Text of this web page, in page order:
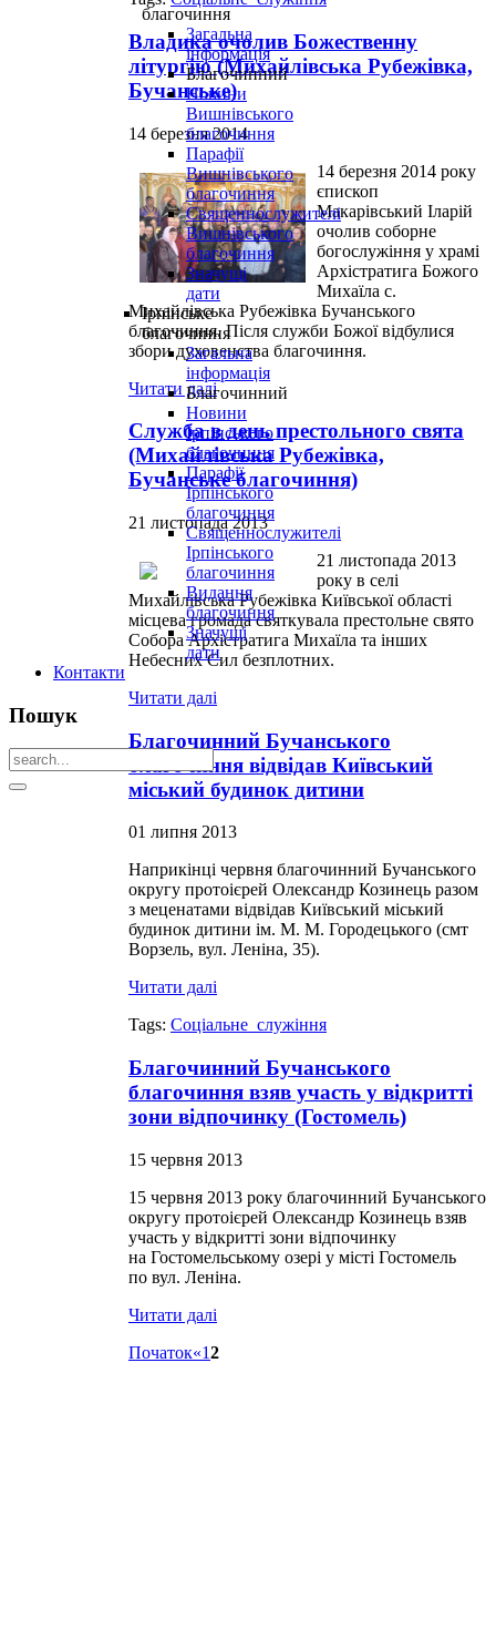
Владика очолив Божественну
літургію (Михайлівська Рубежівка,
Бучанське)
14 березня 2014
14 березня 2014 року
єпископ
Макарівський Іларій
очолив соборне
богослужіння у храмі
Архістратига Божого
Михаїла с.
Михайлівська Рубежівка Бучанського
благочиння. Після служби Божої відбулися
збори духовенства благочиння.
Читати далі
Служба в день престольного свята
(Михайлівська Рубежівка,
Бучанське благочиння)
21 листопада 2013
21 листопада 2013
року в селі
Михайлівська Рубежівка Київської області
місцева громада святкувала престольне свято
Собора Архістратига Михаїла та інших
Небесних Сил безплотних.
Читати далі
Благочинний Бучанського
благочиння відвідав Київський
міський будинок дитини
01 липня 2013
Наприкінці червня благочинний Бучанського
округу протоієрей Олександр Козинець разом
з меценатами відвідав Київський міський
будинок дитини ім. М. М. Городецького (смт
Ворзель, вул. Леніна, 35).
Читати далі
Tags: Соціальне_служіння
Благочинний Бучанського
благочиння взяв участь у відкритті
зони відпочинку (Гостомель)
15 червня 2013
15 червня 2013 року благочинний Бучанського
округу протоієрей Олександр Козинець взяв
участь у відкритті зони відпочинку
на Гостомельському озері у місті Гостомель
по вул. Леніна.
Читати далі
Початок«12
благочиння
Загальна
інформація
Благочинний
Новини
Вишнівського
благочиння
Парафії
Вишнівського
благочиння
Священнослужителі
Вишнівського
благочиння
Значущі
дати
Ірпінське
благочиння
Загальна
інформація
Благочинний
Новини
Ірпінського
благочиння
Парафії
Ірпінського
благочиння
Священнослужителі
Ірпінського
благочиння
Видання
благочиння
Значущі
дати
Контакти
Пошук